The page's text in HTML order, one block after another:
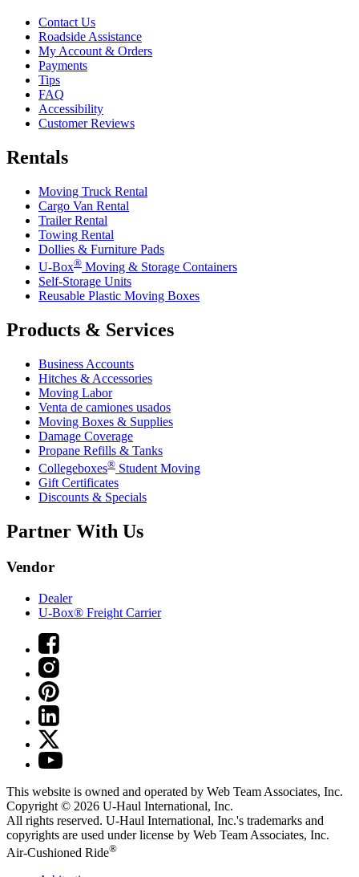
Contact Us
Roadside Assistance
My Account & Orders
Payments
Tips
FAQ
Accessibility
Customer Reviews
Rentals
Moving Truck Rental
Cargo Van Rental
Trailer Rental
Towing Rental
Dollies & Furniture Pads
U-Box® Moving & Storage Containers
Self-Storage Units
Reusable Plastic Moving Boxes
Products & Services
Business Accounts
Hitches & Accessories
Moving Labor
Venta de camiones usados
Moving Boxes & Supplies
Damage Coverage
Propane Refills & Tanks
Collegeboxes® Student Moving
Gift Certificates
Discounts & Specials
Partner With Us
Vendor
Dealer
U-Box® Freight Carrier
This website is owned and operated by Web Team Associates, Inc.
Copyright © 2026 U-Haul International, Inc.
All rights reserved. U-Haul International, Inc.'s trademarks and
copyrights are used under license by Web Team Associates, Inc.
Air-Cushioned Ride®